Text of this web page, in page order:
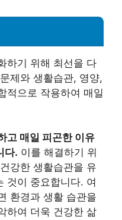
하기 위해 최선을 다
제와 생활습관, 영양,
적으로 작용하여 매일
고 매일 피곤한 이유
다. 이를 해결하기 위
강한 생활습관을 유
것이 중요합니다. 여
환경과 생활 습관을
하여 더욱 건강한 삶